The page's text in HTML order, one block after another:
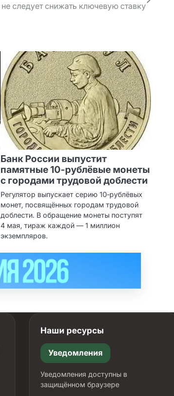
не следует снижать ключевую ставку
Банк России выпустит
памятные 10‑рублёвые монеты
с городами трудовой доблести
Регулятор выпускает серию 10‑рублёвых
монет, посвящённых городам трудовой
доблести. В обращение монеты поступят
4 мая, тираж каждой — 1 миллион
экземпляров.
Наши ресурсы
Уведомления
Уведомления доступны в
защищённом браузере